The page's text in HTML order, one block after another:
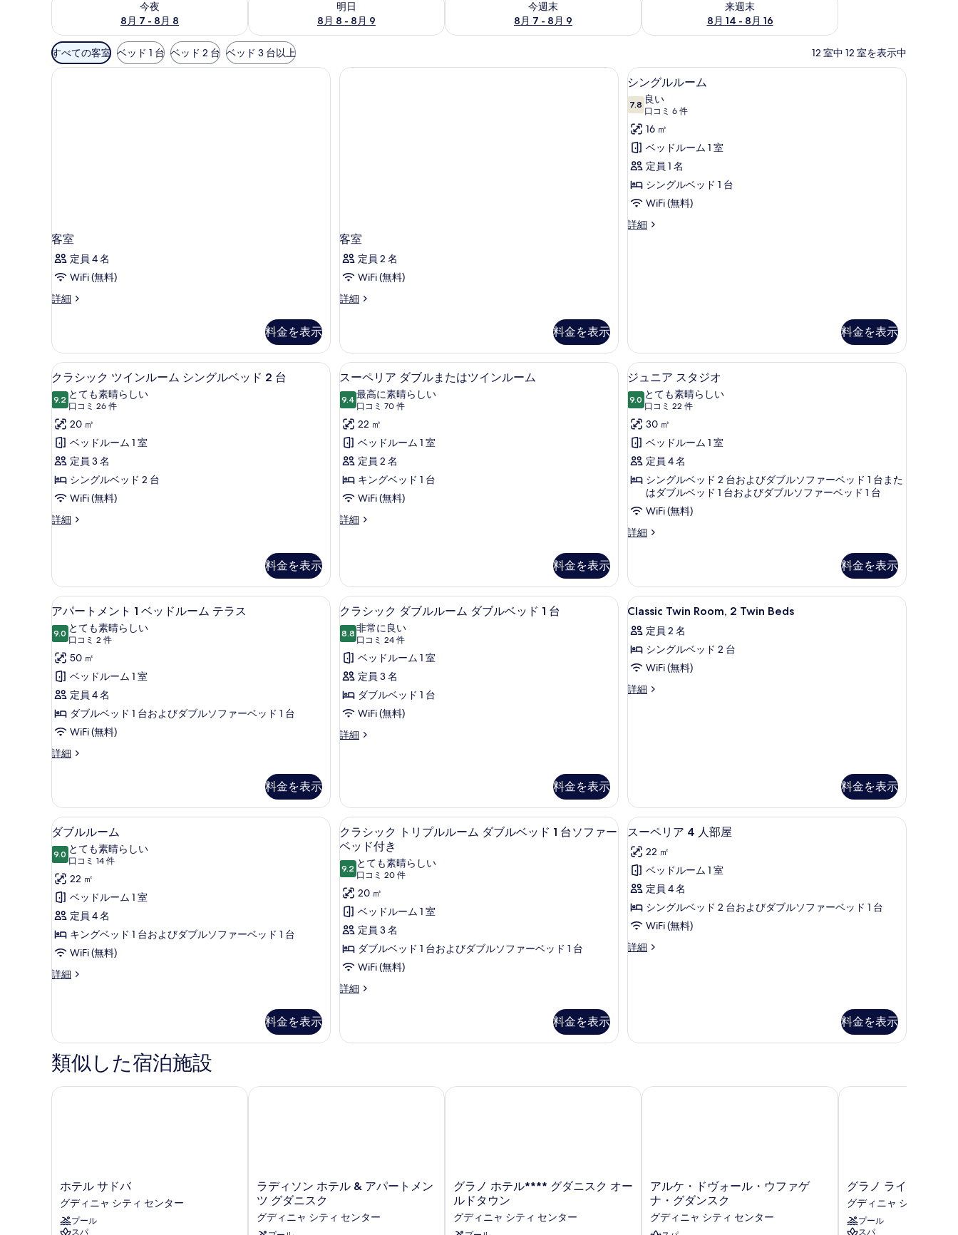
今夜
8月 7 - 8月 8
明日
8月 8 - 8月 9
今週末
8月 7 - 8月 9
来週末
8月 14 - 8月 16
利
用
可
条
件
すべての客室 ベッド 1 台 ベッド 2 台 ベッド 3 台以上 12 室中 12 室を表示中
客室
定員 4 名
WiFi (無料)
詳細
客
細
料金を表示
客室
定員 2 名
WiFi (無料)
詳細
客
細
料金を表示
シ
ン
グ
ル
ル
ー
ム
の
す
表
示
す
る
シングルルーム | ミニバー、セーフティボッ
4
シングルルーム
7.810 点中 7.8
良い
口コミ 6 件
(口
コ
ミ
6
件)
16 ㎡
ベッドルーム 1 室
定員 1 名
シングルベッド 1 台
WiFi (無料)
詳細
シ
料金を表示
ク
ラ
シ
ッ
ク
ツ
イ
ン
ル
シ
ン
グ
ル
ベ
ッ
ド
2
台
の
す
の
写
真
を
表
示
す
る
クラシック ツインルーム シングルベッド 2 台 | ミニバー、セーフティボックス (室内)、デスク、遮光カーテン
4
クラシック ツインルーム シングルベッド 2 台
9.210 点中 9.2
とても素晴らしい
口コミ 26 件
(口
コ
ミ
26
件)
20 ㎡
ベッドルーム 1 室
定員 3 名
シングルベッド 2 台
WiFi (無料)
詳細
ク
ツ
イ
ン
ー
シ
ン
グ
ル
ベ
ド
2
台
細
料金を表示
ス
ー
ペ
リ
ア
ダ
ブ
ル
ま
ツ
イ
ン
ル
ー
ム
の
す
べ
て
真
を
表
示
す
る
スーペリア ダブルまたはツインルーム | ミニバー、セーフティボックス (室内)、デスク、遮光カーテン
4
スーペリア ダブルまたはツインルーム
9.410 点中 9.4
最高に素晴らしい
口コミ 70 件
(口
コ
ミ
70
件)
22 ㎡
ベッドルーム 1 室
定員 2 名
キングベッド 1 台
WiFi (無料)
詳細
ス
ダ
ブ
ル
た
ツ
イ
ル
ー
の
料金を表示
ジ
ュ
ニ
ア
ス
タ
ジ
の
す
て
の
写
真
を
表
示
ジュニア スタジオ | ミニバー、セーフティ
5
ジュニア スタジオ
9.010 点中 9.0
とても素晴らしい
口コミ 22 件
(口
コ
ミ
22
件)
30 ㎡
ベッドルーム 1 室
定員 4 名
シングルベッド 2 台およびダブルソファーベッド 1 台また
はダブルベッド 1 台およびダブルソファーベッド 1 台
WiFi (無料)
詳細
ジ
ス
タ
ジ
の
詳
料金を表示
ア
パ
ー
ト
メ
ン
ト
1
ベ
ル
ー
ム
テ
ラ
ス
の
す
べ
て
を
表
示
アパートメント 1 ベッドルーム テラス | ミニバー、セーフティボックス (室内)、デスク、遮光カーテン
5
アパートメント 1 ベッドルーム テラス
9.010 点中 9.0
とても素晴らしい
口コミ 2 件
(口
コ
ミ
2
件)
50 ㎡
ベッドルーム 1 室
定員 4 名
ダブルベッド 1 台およびダブルソファーベッド 1 台
WiFi (無料)
詳細
ア
メ
ン
ト
1
ベ
ド
ル
ー
ム
テ
ス
の
詳
料金を表示
ク
ラ
シ
ッ
ク
ダ
ブ
ル
ダ
ブ
ル
ベ
ッ
ド
台
の
す
べ
写
を
ミニバー、セーフティボックス (室内)、デスク、遮光カーテン
4
クラシック ダブルルーム ダブルベッド 1 台
8.810 点中 8.8
非常に良い
口コミ 24 件
(口
コ
ミ
24
件)
ベッドルーム 1 室
定員 3 名
ダブルベッド 1 台
WiFi (無料)
詳細
ク
ダ
ブ
ル
ル
ー
ム
ダ
ブ
ル
ベ
ッ
台
詳
料金を表示
Classic
Twin
Room,
2
Twin
Beds
写
真
を
表
示
す
る
ミニバー、セーフティボックス (室内)、デス
14
Classic Twin Room, 2 Twin Beds
定員 2 名
シングルベッド 2 台
WiFi (無料)
詳細
Classic
料金を表示
ダ
ブ
ル
ル
ー
ム
の
す
べ
真
を
表
ダブルルーム | ミニバー、セーフティボックス (室内)、デスク、遮光カーテン
5
ダブルルーム
9.010 点中 9.0
とても素晴らしい
口コミ 14 件
(口
コ
ミ
14
件)
22 ㎡
ベッドルーム 1 室
定員 4 名
キングベッド 1 台およびダブルソファーベッド 1 台
WiFi (無料)
詳細
ダ
ム
の
詳
細
料金を表示
ク
ラ
シ
ッ
ク
ト
リ
プ
ル
ル
ダ
ル
ソ
フ
ミニバー、セーフティボックス (室内)、デスク、遮光カーテン
4
クラシック トリプルルーム ダブルベッド 1 台ソファー
ベッド付き
9.210 点中 9.2
とても素晴らしい
口コミ 20 件
(口
コ
ミ
20
件)
20 ㎡
ベッドルーム 1 室
定員 3 名
ダブルベッド 1 台およびダブルソファーベッド 1 台
WiFi (無料)
詳細
ク
ク
ル
ベ
ッ
1
料金を表示
ス
ー
ペ
リ
ア
4
人
部
て
写
スーペリア 4 人部屋 | ミニバー、セーフテ
4
スーペリア 4 人部屋
22 ㎡
ベッドルーム 1 室
定員 4 名
シングルベッド 2 台およびダブルソファーベッド 1 台
WiFi (無料)
詳細
ス
部
細
料金を表示
類似した宿泊施設
ホ
テ
ル
サ
ホテル サドバ
グディニャ シティ センター
プール
スパ
ホテル サドバ
ラ
デ
ィ
ソ
ラディソン ホテル & アパートメン
ツ グダニスク
グディニャ シティ センター
ラディソン ホテル & アパートメンツ グダニスク
グ
ラ
ノ
ホ
グラノ ホテル**** グダニスク オー
ルドタウン
グディニャ シティ センター
グラノ ホテル**** グダニスク オールドタウン
ア
ル
ケ・
ド
アルケ・ドヴォール・ウファゲ
ナ・グダンスク
グディニャ シティ センター
アルケ・ドヴォール・ウファゲナ・グダンスク
グ
ラ
ノ
ラ
グラノ ライフ*** グ
グディニャ シティ セン
プール
スパ
グラノ ライフ*** グダ